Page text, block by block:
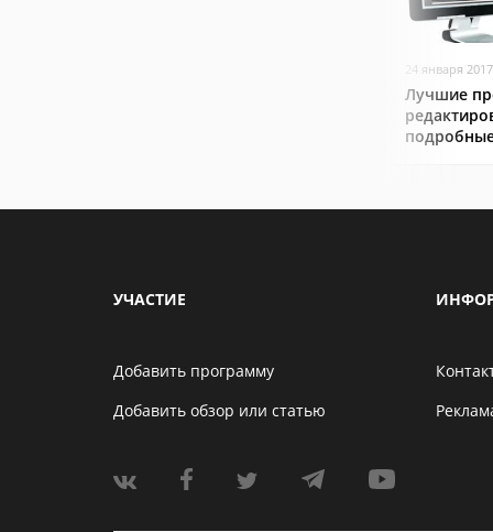
24 января 2017
Лучшие
УЧАСТИЕ
Добавить программу
Добавить обзор или статью